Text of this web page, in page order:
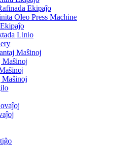
Ekipaĵo
Oleo Press Machine
Linio
Maŝinoj
Maŝinoj
Maŝinoj